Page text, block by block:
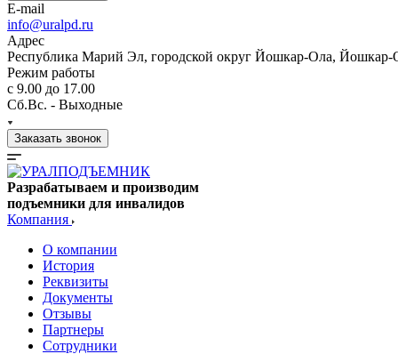
E-mail
info@uralpd.ru
Адрес
Республика Марий Эл, городской округ Йошкар-Ола,
Режим работы
с 9.00 до 17.00
Сб.Вс. - Выходные
Заказать звонок
Разрабатываем и производим
подъемники для инвалидов
Компания
О компании
История
Реквизиты
Документы
Отзывы
Партнеры
Сотрудники